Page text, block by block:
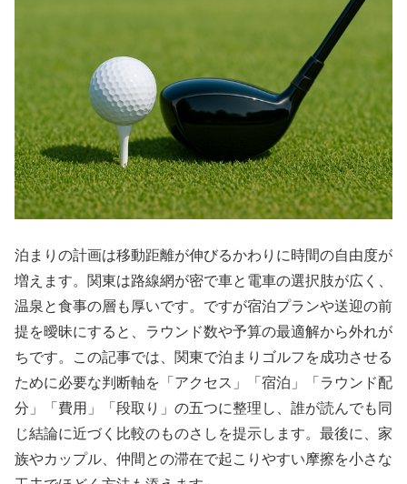
泊まりの計画は移動距離が伸びるかわりに時間の自由度が
増えます。関東は路線網が密で車と電車の選択肢が広く、
温泉と食事の層も厚いです。ですが宿泊プランや送迎の前
提を曖昧にすると、ラウンド数や予算の最適解から外れが
ちです。この記事では、関東で泊まりゴルフを成功させる
ために必要な判断軸を「アクセス」「宿泊」「ラウンド配
分」「費用」「段取り」の五つに整理し、誰が読んでも同
じ結論に近づく比較のものさしを提示します。最後に、家
族やカップル、仲間との滞在で起こりやすい摩擦を小さな